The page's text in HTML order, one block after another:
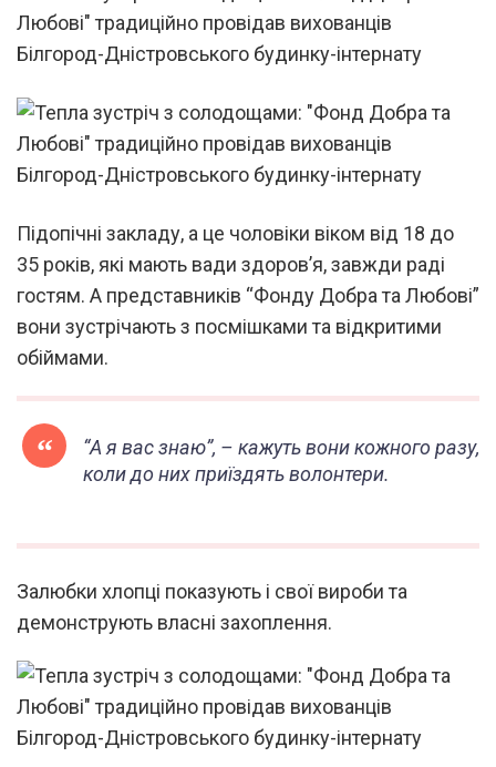
Підопічні закладу, а це чоловіки віком від 18 до
35 років, які мають вади здоров’я, завжди раді
гостям. А представників “Фонду Добра та Любові”
вони зустрічають з посмішками та відкритими
обіймами.
“А я вас знаю”, – кажуть вони кожного разу,
коли до них приїздять волонтери.
Залюбки хлопці показують і свої вироби та
демонструють власні захоплення.